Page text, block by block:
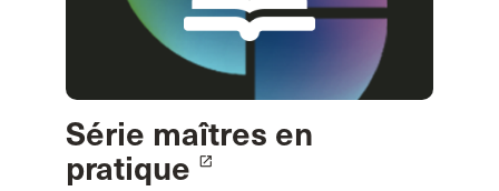
Série maîtres en
pratique
launch